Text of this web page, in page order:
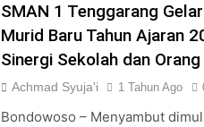
SMAN 1 Tenggarang
Murid Baru Tahun Ajaran
Sinergi Sekolah dan Orang
Achmad Syuja'i 1 Tahun Ago
Bondowoso – Menyambut